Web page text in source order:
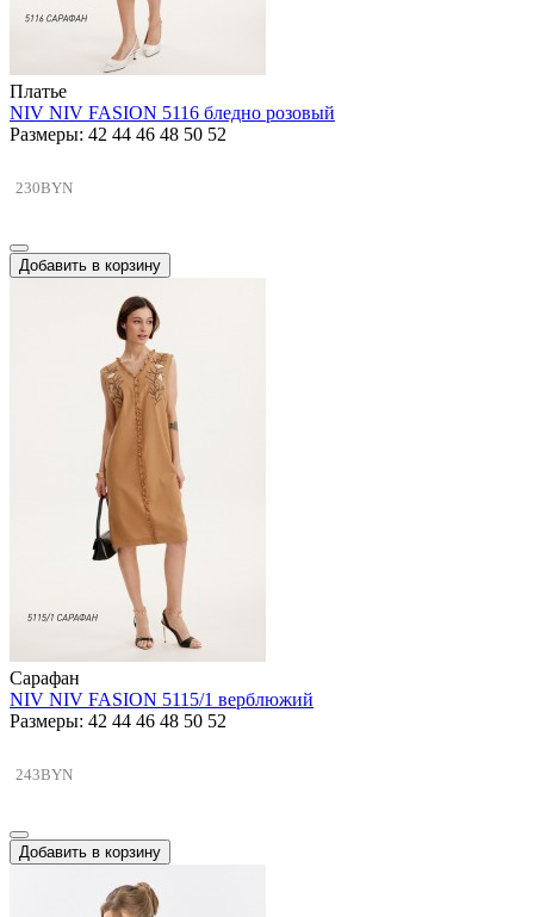
Платье
NIV NIV FASION 5116 бледно розовый
Размеры: 42 44 46 48 50 52
230BYN
Добавить в корзину
Сарафан
NIV NIV FASION 5115/1 верблюжий
Размеры: 42 44 46 48 50 52
243BYN
Добавить в корзину